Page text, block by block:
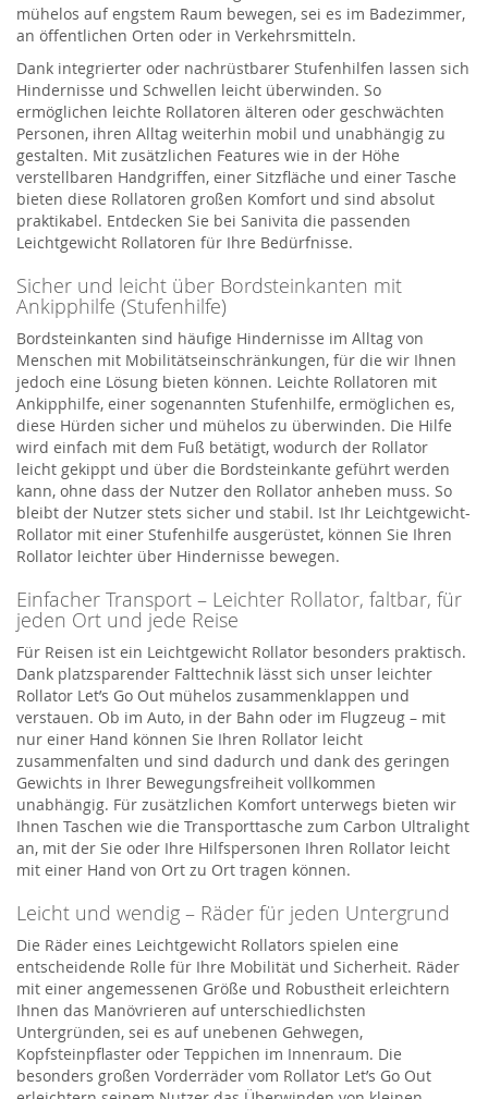
mühelos auf engstem Raum bewegen, sei es im Badezimmer,
an öffentlichen Orten oder in Verkehrsmitteln.
Dank integrierter oder nachrüstbarer Stufenhilfen lassen sich
Hindernisse und Schwellen leicht überwinden. So
ermöglichen leichte Rollatoren älteren oder geschwächten
Personen, ihren Alltag weiterhin mobil und unabhängig zu
gestalten. Mit zusätzlichen Features wie in der Höhe
verstellbaren Handgriffen, einer Sitzfläche und einer Tasche
bieten diese Rollatoren großen Komfort und sind absolut
praktikabel. Entdecken Sie bei Sanivita die passenden
Leichtgewicht Rollatoren für Ihre Bedürfnisse.
Sicher und leicht über Bordsteinkanten mit
Ankipphilfe (Stufenhilfe)
Bordsteinkanten sind häufige Hindernisse im Alltag von
Menschen mit Mobilitätseinschränkungen, für die wir Ihnen
jedoch eine Lösung bieten können. Leichte Rollatoren mit
Ankipphilfe, einer sogenannten Stufenhilfe, ermöglichen es,
diese Hürden sicher und mühelos zu überwinden. Die Hilfe
wird einfach mit dem Fuß betätigt, wodurch der Rollator
leicht gekippt und über die Bordsteinkante geführt werden
kann, ohne dass der Nutzer den Rollator anheben muss. So
bleibt der Nutzer stets sicher und stabil. Ist Ihr Leichtgewicht-
Rollator mit einer Stufenhilfe ausgerüstet, können Sie Ihren
Rollator leichter über Hindernisse bewegen.
Einfacher Transport – Leichter Rollator, faltbar, für
jeden Ort und jede Reise
Für Reisen ist ein Leichtgewicht Rollator besonders praktisch.
Dank platzsparender Falttechnik lässt sich unser leichter
Rollator Let’s Go Out mühelos zusammenklappen und
verstauen. Ob im Auto, in der Bahn oder im Flugzeug – mit
nur einer Hand können Sie Ihren Rollator leicht
zusammenfalten und sind dadurch und dank des geringen
Gewichts in Ihrer Bewegungsfreiheit vollkommen
unabhängig. Für zusätzlichen Komfort unterwegs bieten wir
Ihnen Taschen wie die Transporttasche zum Carbon Ultralight
an, mit der Sie oder Ihre Hilfspersonen Ihren Rollator leicht
mit einer Hand von Ort zu Ort tragen können.
Leicht und wendig – Räder für jeden Untergrund
Die Räder eines Leichtgewicht Rollators spielen eine
entscheidende Rolle für Ihre Mobilität und Sicherheit. Räder
mit einer angemessenen Größe und Robustheit erleichtern
Ihnen das Manövrieren auf unterschiedlichsten
Untergründen, sei es auf unebenen Gehwegen,
Kopfsteinpflaster oder Teppichen im Innenraum. Die
besonders großen Vorderräder vom Rollator Let’s Go Out